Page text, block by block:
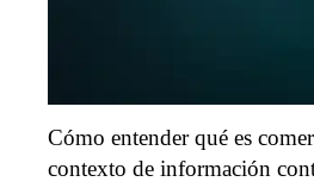
Cómo entender qué es
contexto de información